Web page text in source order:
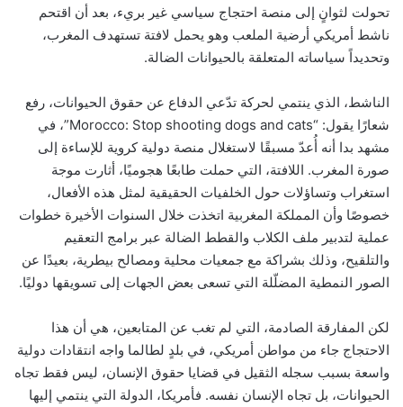
تحولت لثوانٍ إلى منصة احتجاج سياسي غير بريء، بعد أن اقتحم
ناشط أمريكي أرضية الملعب وهو يحمل لافتة تستهدف المغرب،
وتحديداً سياساته المتعلقة بالحيوانات الضالة.
الناشط، الذي ينتمي لحركة تدّعي الدفاع عن حقوق الحيوانات، رفع
شعارًا يقول: “Morocco: Stop shooting dogs and cats”، في
مشهد بدا أنه أُعدّ مسبقًا لاستغلال منصة دولية كروية للإساءة إلى
صورة المغرب. اللافتة، التي حملت طابعًا هجوميًا، أثارت موجة
استغراب وتساؤلات حول الخلفيات الحقيقية لمثل هذه الأفعال،
خصوصًا وأن المملكة المغربية اتخذت خلال السنوات الأخيرة خطوات
عملية لتدبير ملف الكلاب والقطط الضالة عبر برامج التعقيم
والتلقيح، وذلك بشراكة مع جمعيات محلية ومصالح بيطرية، بعيدًا عن
الصور النمطية المضلّلة التي تسعى بعض الجهات إلى تسويقها دوليًا.
لكن المفارقة الصادمة، التي لم تغب عن المتابعين، هي أن هذا
الاحتجاج جاء من مواطن أمريكي، في بلدٍ لطالما واجه انتقادات دولية
واسعة بسبب سجله الثقيل في قضايا حقوق الإنسان، ليس فقط تجاه
الحيوانات، بل تجاه الإنسان نفسه. فأمريكا، الدولة التي ينتمي إليها